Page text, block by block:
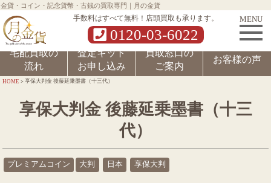
金貨・コイン・記念貨幣・古銭の買取専門｜月の金貨
手数料はすべて無料！店頭買取も承ります。
0120-03-6022
MENU
宅配買取の
流れ
査定キット
お申し込み
買取窓口の
ご案内
お客様の声
HOME >享保大判金 後藤延乗墨書（十三代）
享保大判金 後藤延乗墨書（十三
代）
プレミアムコイン 大判 日本 享保大判